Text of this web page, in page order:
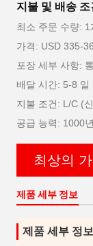
지불 및 배송 조
최소 주문 수량: 1
가격: USD 335-
포장 세부 사항:
배달 시간: 5-8 일
지불 조건: L/C (
공급 능력: 1000
최상의
제품 세부 정보
제품 세부 정보